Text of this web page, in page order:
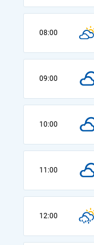
08:00
09:00
10:00
11:00
12:00